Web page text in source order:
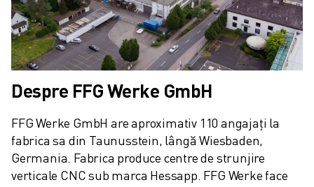
Despre FFG Werke GmbH
FFG Werke GmbH are aproximativ 110 angajați la
fabrica sa din Taunusstein, lângă Wiesbaden,
Germania. Fabrica produce centre de strunjire
verticale CNC sub marca Hessapp. FFG Werke face